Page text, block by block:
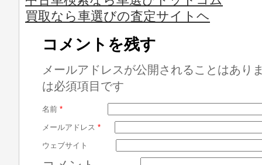
買取なら車選びの査定サイトヘ
コメントを残す
メールアドレスが公開されることはあり
は必須項目です
名前 *
メールアドレス *
ウェブサイト